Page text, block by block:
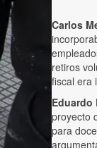
Carlos
retiros
fiscal era
Eduardo
proyecto
para